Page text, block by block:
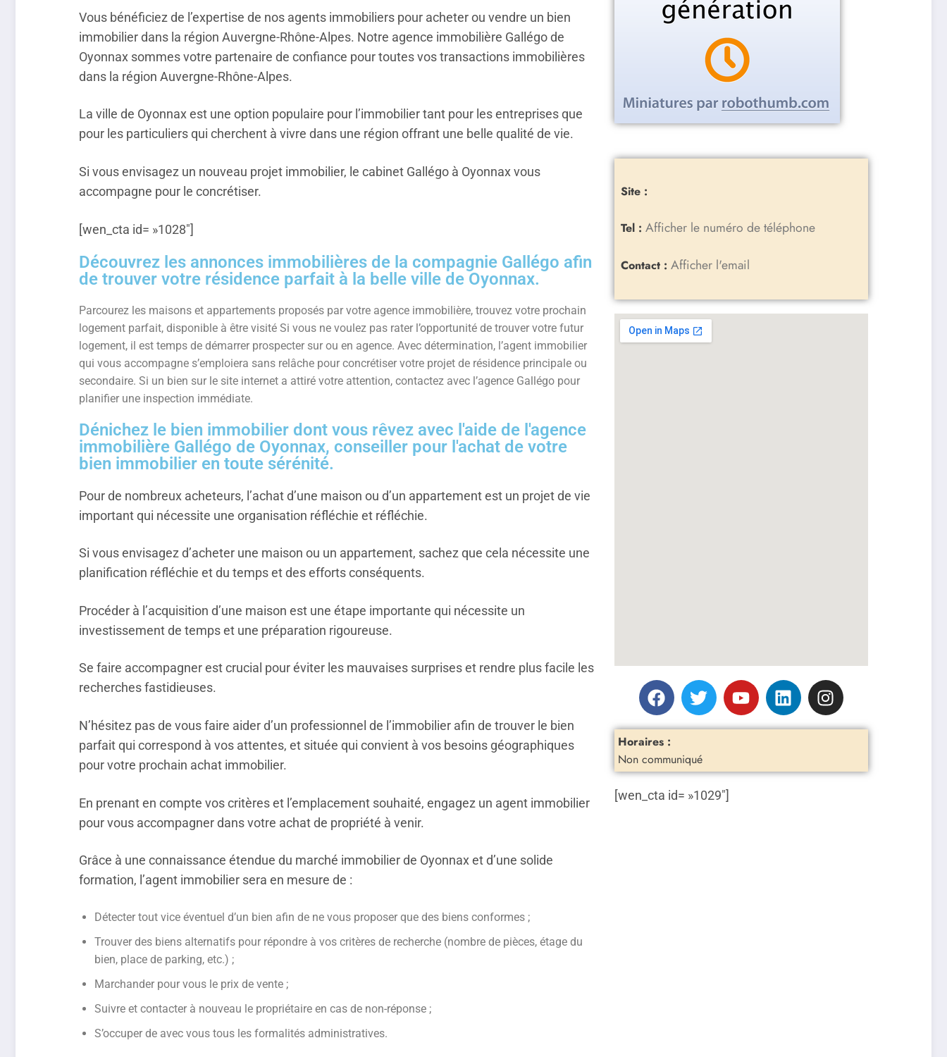
Vous bénéficiez de l’expertise de nos agents immobiliers pour acheter ou vendre un bien
immobilier dans la région Auvergne-Rhône-Alpes. Notre agence immobilière Gallégo de
Oyonnax sommes votre partenaire de confiance pour toutes vos transactions immobilières
dans la région Auvergne-Rhône-Alpes.
La ville de Oyonnax est une option populaire pour l’immobilier tant pour les entreprises que
pour les particuliers qui cherchent à vivre dans une région offrant une belle qualité de vie.
Si vous envisagez un nouveau projet immobilier, le cabinet Gallégo à Oyonnax vous
accompagne pour le concrétiser.
[wen_cta id= »1028″]
Découvrez les annonces immobilières de la compagnie Gallégo afin
de trouver votre résidence parfait à la belle ville de Oyonnax.
Parcourez les maisons et appartements proposés par votre agence immobilière, trouvez votre prochain
logement parfait, disponible à être visité Si vous ne voulez pas rater l’opportunité de trouver votre futur
logement, il est temps de démarrer prospecter sur ou en agence. Avec détermination, l’agent immobilier
qui vous accompagne s’emploiera sans relâche pour concrétiser votre projet de résidence principale ou
secondaire. Si un bien sur le site internet a attiré votre attention, contactez avec l’agence Gallégo pour
planifier une inspection immédiate.
Dénichez le bien immobilier dont vous rêvez avec l'aide de l'agence
immobilière Gallégo de Oyonnax, conseiller pour l'achat de votre
bien immobilier en toute sérénité.
Pour de nombreux acheteurs, l’achat d’une maison ou d’un appartement est un projet de vie
important qui nécessite une organisation réfléchie et réfléchie.
Si vous envisagez d’acheter une maison ou un appartement, sachez que cela nécessite une
planification réfléchie et du temps et des efforts conséquents.
Procéder à l’acquisition d’une maison est une étape importante qui nécessite un
investissement de temps et une préparation rigoureuse.
Se faire accompagner est crucial pour éviter les mauvaises surprises et rendre plus facile les
recherches fastidieuses.
N’hésitez pas de vous faire aider d’un professionnel de l’immobilier afin de trouver le bien
parfait qui correspond à vos attentes, et située qui convient à vos besoins géographiques
pour votre prochain achat immobilier.
En prenant en compte vos critères et l’emplacement souhaité, engagez un agent immobilier
pour vous accompagner dans votre achat de propriété à venir.
Grâce à une connaissance étendue du marché immobilier de Oyonnax et d’une solide
formation, l’agent immobilier sera en mesure de :
Détecter tout vice éventuel d’un bien afin de ne vous proposer que des biens conformes ;
Trouver des biens alternatifs pour répondre à vos critères de recherche (nombre de pièces, étage du
bien, place de parking, etc.) ;
Marchander pour vous le prix de vente ;
Suivre et contacter à nouveau le propriétaire en cas de non-réponse ;
S’occuper de avec vous tous les formalités administratives.
Site :
Tel : Afficher le numéro de téléphone
Contact : Afficher l'email
Horaires :
Non communiqué
[wen_cta id= »1029″]